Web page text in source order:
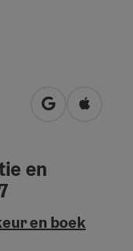
Openen in
en
en boek